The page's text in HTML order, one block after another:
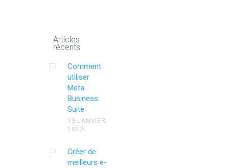
Articles
récents
Comment
utiliser
Meta
Business
Suite
13 JANVIER
2023
Créer de
meilleurs e-